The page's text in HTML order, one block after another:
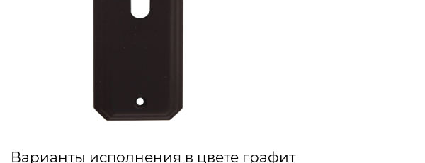
Варианты исполнения в цвете графит